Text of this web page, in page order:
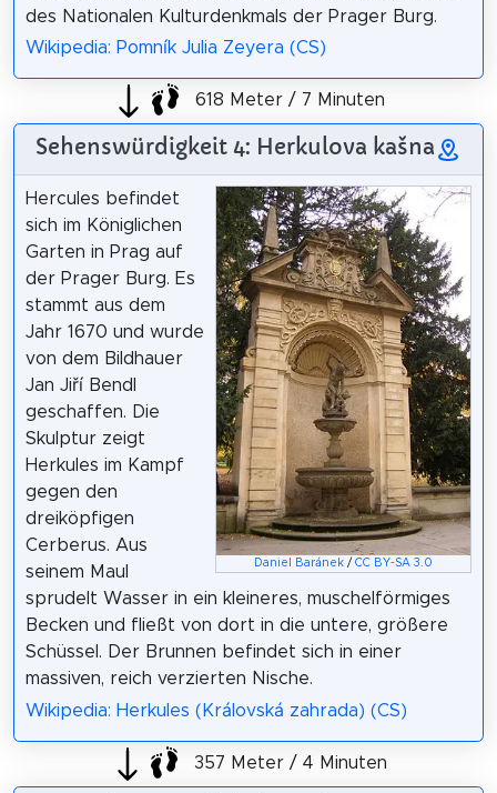
des Nationalen Kulturdenkmals der Prager Burg.
Wikipedia: Pomník Julia Zeyera (CS)
618 Meter / 7 Minuten
Sehenswürdigkeit 4: Herkulova kašna
Daniel Baránek /CC BY-SA 3.0
Hercules befindet
sich im Königlichen
Garten in Prag auf
der Prager Burg. Es
stammt aus dem
Jahr 1670 und wurde
von dem Bildhauer
Jan Jiří Bendl
geschaffen. Die
Skulptur zeigt
Herkules im Kampf
gegen den
dreiköpfigen
Cerberus. Aus
seinem Maul
sprudelt Wasser in ein kleineres, muschelförmiges
Becken und fließt von dort in die untere, größere
Schüssel. Der Brunnen befindet sich in einer
massiven, reich verzierten Nische.
Wikipedia: Herkules (Královská zahrada) (CS)
357 Meter / 4 Minuten